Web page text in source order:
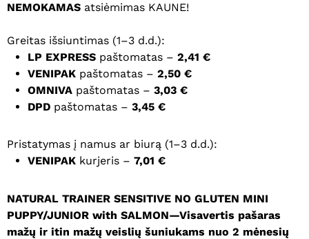
NEMOKAMAS atsiėmimas KAUNE!
Greitas išsiuntimas (1–3 d.d.):
LP EXPRESS paštomatas – 2,41 €
VENIPAK paštomatas – 2,50 €
OMNIVA paštomatas – 3,03 €
DPD paštomatas – 3,45 €
Pristatymas į namus ar biurą (1–3 d.d.):
VENIPAK kurjeris – 7,01 €
NATURAL TRAINER SENSITIVE NO GLUTEN MINI
PUPPY/JUNIOR with SALMON—Visavertis pašaras
mažų ir itin mažų veislių šuniukams nuo 2 mėnesių